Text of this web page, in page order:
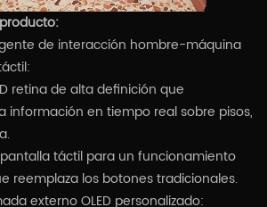
de interacción hombre-máquina
retina de alta definición que
información en tiempo real sobre pisos,
táctil para un funcionamiento
reemplaza los botones tradicionales.
externo OLED personalizado: